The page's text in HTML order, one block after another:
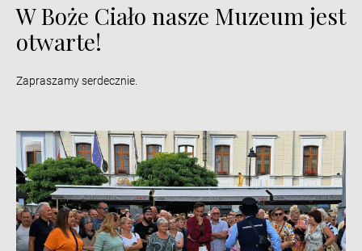
W Boże Ciało nasze Muzeum jest
otwarte!
Zapraszamy serdecznie.